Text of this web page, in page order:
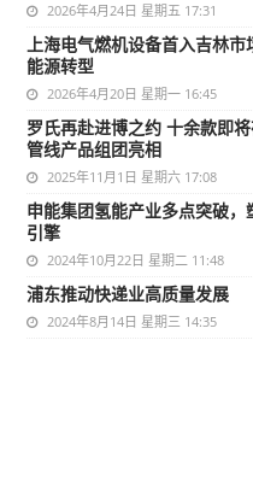
2026年4月24日 星期五 17:31
上海电气燃机设备首入吉林市
能源转型
2026年4月20日 星期一 16:45
罗氏再赴进博之约 十余款即
管线产品组团亮相
2025年11月1日 星期六 17:08
申能集团氢能产业多点突破，
引擎
2024年10月22日 星期二 11:48
浦东推动快递业高质量发展
2024年8月14日 星期三 14:35